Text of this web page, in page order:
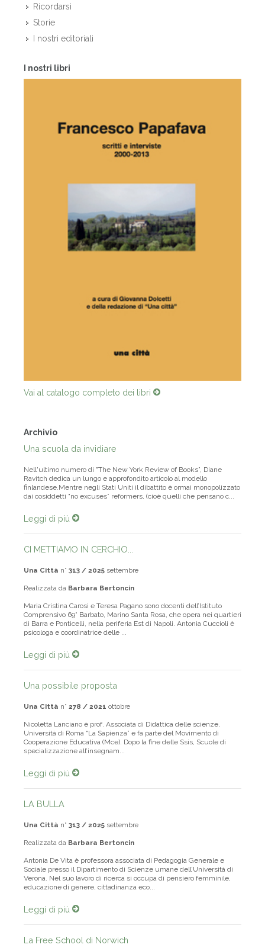
Ricordarsi
Storie
I nostri editoriali
I nostri libri
Vai al catalogo completo dei libri
Archivio
Una scuola da invidiare
Nell'ultimo numero di "The New York Review of Books”, Diane
Ravitch dedica un lungo e approfondito articolo al modello
finlandese.Mentre negli Stati Uniti il dibattito è ormai monopolizzato
dai cosiddetti "no excuses” reformers, (cioè quelli che pensano c...
Leggi di più
CI METTIAMO IN CERCHIO...
Una Città n° 313 / 2025 settembre
Realizzata da Barbara Bertoncin
Maria Cristina Carosi e Teresa Pagano sono docenti dell’Istituto
Comprensivo 69° Barbato, Marino Santa Rosa, che opera nei quartieri
di Barra e Ponticelli, nella periferia Est di Napoli. Antonia Cuccioli è
psicologa e coordinatrice delle ...
Leggi di più
Una possibile proposta
Una Città n° 278 / 2021 ottobre
Nicoletta Lanciano è prof. Associata di Didattica delle scienze,
Università di Roma “La Sapienza” e fa parte del Movimento di
Cooperazione Educativa (Mce). Dopo la fine delle Ssis, Scuole di
specializzazione all’insegnam...
Leggi di più
LA BULLA
Una Città n° 313 / 2025 settembre
Realizzata da Barbara Bertoncin
Antonia De Vita è professora associata di Pedagogia Generale e
Sociale presso il Dipartimento di Scienze umane dell’Università di
Verona. Nel suo lavoro di ricerca si occupa di pensiero femminile,
educazione di genere, cittadinanza eco...
Leggi di più
La Free School di Norwich